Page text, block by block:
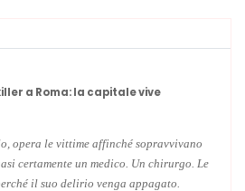
a Roma: la capitale vive
opera le vittime affinché sopravvivano
certamente un medico. Un chirurgo. Le
il suo delirio venga appagato.